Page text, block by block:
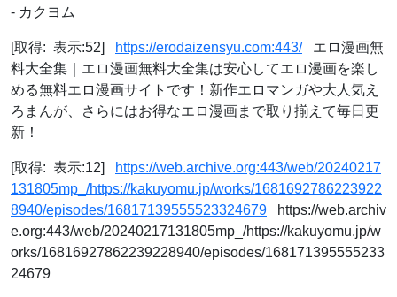
- カクヨム
[取得: 表示:52] https://erodaizensyu.com:443/エロ漫画無
料大全集｜エロ漫画無料大全集は安心してエロ漫画を楽し
める無料エロ漫画サイトです！新作エロマンガや大人気え
ろまんが、さらにはお得なエロ漫画まで取り揃えて毎日更
新！
[取得: 表示:12]
https://web.archive.org:443/web/20240217
131805mp_/https://kakuyomu.jp/works/1681692786223922
8940/episodes/16817139555523324679 https://web.archiv
e.org:443/web/20240217131805mp_/https://kakuyomu.jp/w
orks/16816927862239228940/episodes/168171395555233
24679